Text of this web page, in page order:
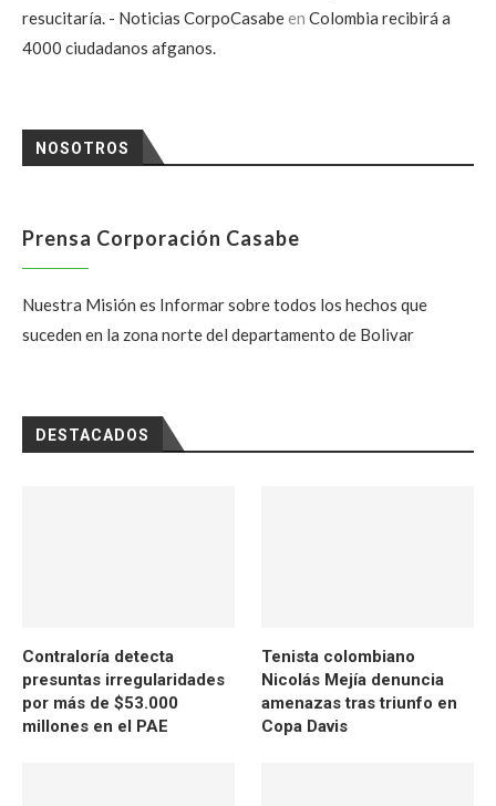
resucitaría. - Noticias CorpoCasabeen Colombia recibirá a
4000 ciudadanos afganos.
NOSOTROS
Prensa Corporación Casabe
Nuestra Misión es Informar sobre todos los hechos que
suceden en la zona norte del departamento de Bolivar
DESTACADOS
Contraloría detecta
presuntas irregularidades
por más de $53.000
millones en el PAE
Tenista colombiano
Nicolás Mejía denuncia
amenazas tras triunfo en
Copa Davis